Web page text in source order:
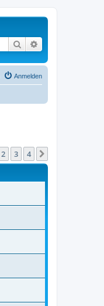
Suche
Anmelden
2 3 4